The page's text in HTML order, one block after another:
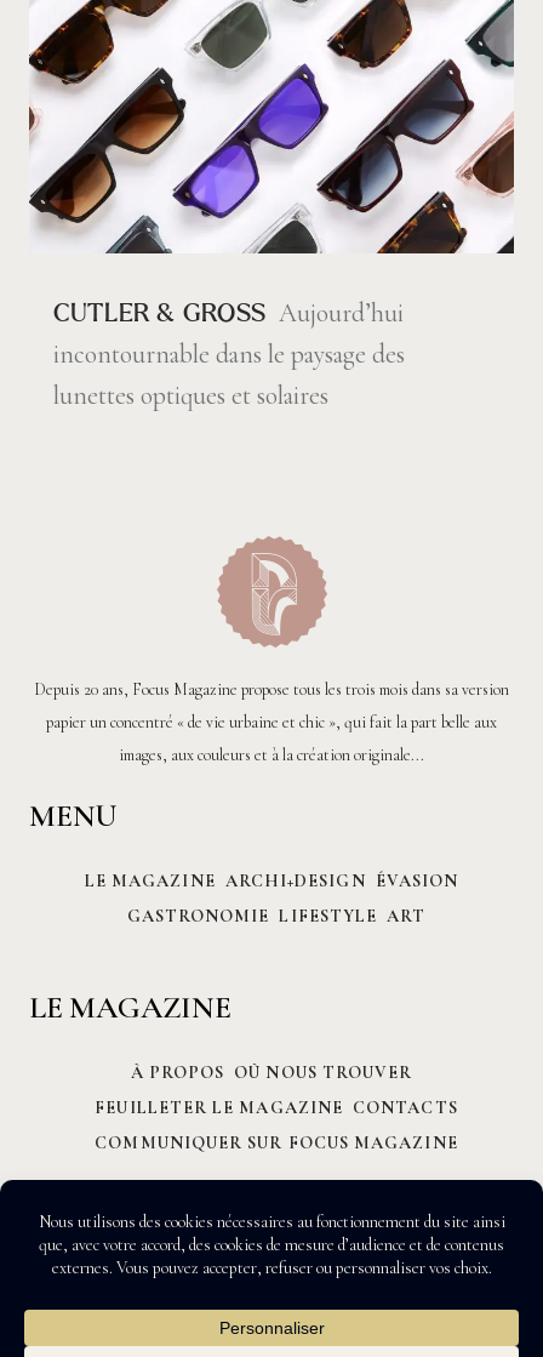
CUTLER & GROSS Aujourd’hui
incontournable dans le paysage des
lunettes optiques et solaires
Depuis 20 ans, Focus Magazine propose tous les trois mois dans sa version
papier un concentré « de vie urbaine et chic », qui fait la part belle aux
images, aux couleurs et à la création originale...
MENU
LE MAGAZINE ARCHI+DESIGN ÉVASION
GASTRONOMIE LIFESTYLE ART
LE MAGAZINE
À PROPOS OÙ NOUS TROUVER
FEUILLETER LE MAGAZINE CONTACTS
COMMUNIQUER SUR FOCUS MAGAZINE
All Rights Reserved © 2026 FOCUS MAGAZINE